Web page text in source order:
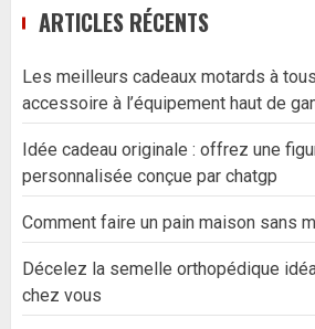
ARTICLES RÉCENTS
Les meilleurs cadeaux motards à
accessoire à l’équipement haut de
Idée cadeau originale : offrez une
personnalisée conçue par chatgp
Comment faire un pain maison sans
Décelez la semelle orthopédique
chez vous